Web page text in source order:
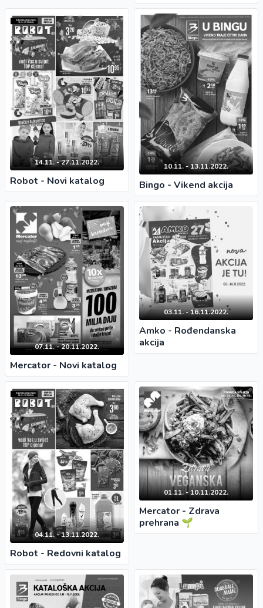
14.11. - 27.11.2022.
Robot - Novi katalog
10.11. - 13.11.2022.
Bingo - Vikend akcija
07.11. - 20.11.2022.
Mercator - Novi katalog
03.11. - 16.11.2022.
Amko - Rođendanska
akcija
04.11. - 13.11.2022.
Robot - Redovni katalog
01.11. - 10.11.2022.
Mercator - Zdrava
prehrana 🌱